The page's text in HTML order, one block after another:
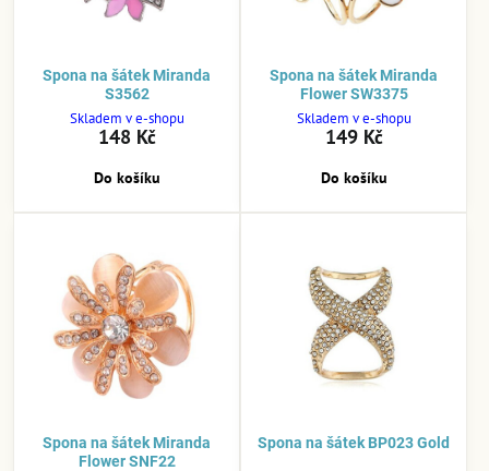
Spona na šátek Miranda
S3562
Skladem v e-shopu
148 Kč
Do košíku
Spona na šátek Miranda
Flower SW3375
Skladem v e-shopu
149 Kč
Do košíku
Spona na šátek Miranda
Flower SNF22
Spona na šátek BP023 Gold